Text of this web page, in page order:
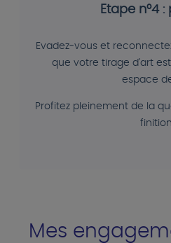
Etape n°4
Evadez-vous et
que votre tirage d'art
espace
Profitez pleinement de la
Mes